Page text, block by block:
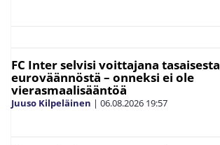
FC Inter selvisi voittajana tasaisesta
euroväännöstä – onneksi ei ole
vierasmaalisääntöä
Juuso Kilpeläinen | 06.08.2026 19:57